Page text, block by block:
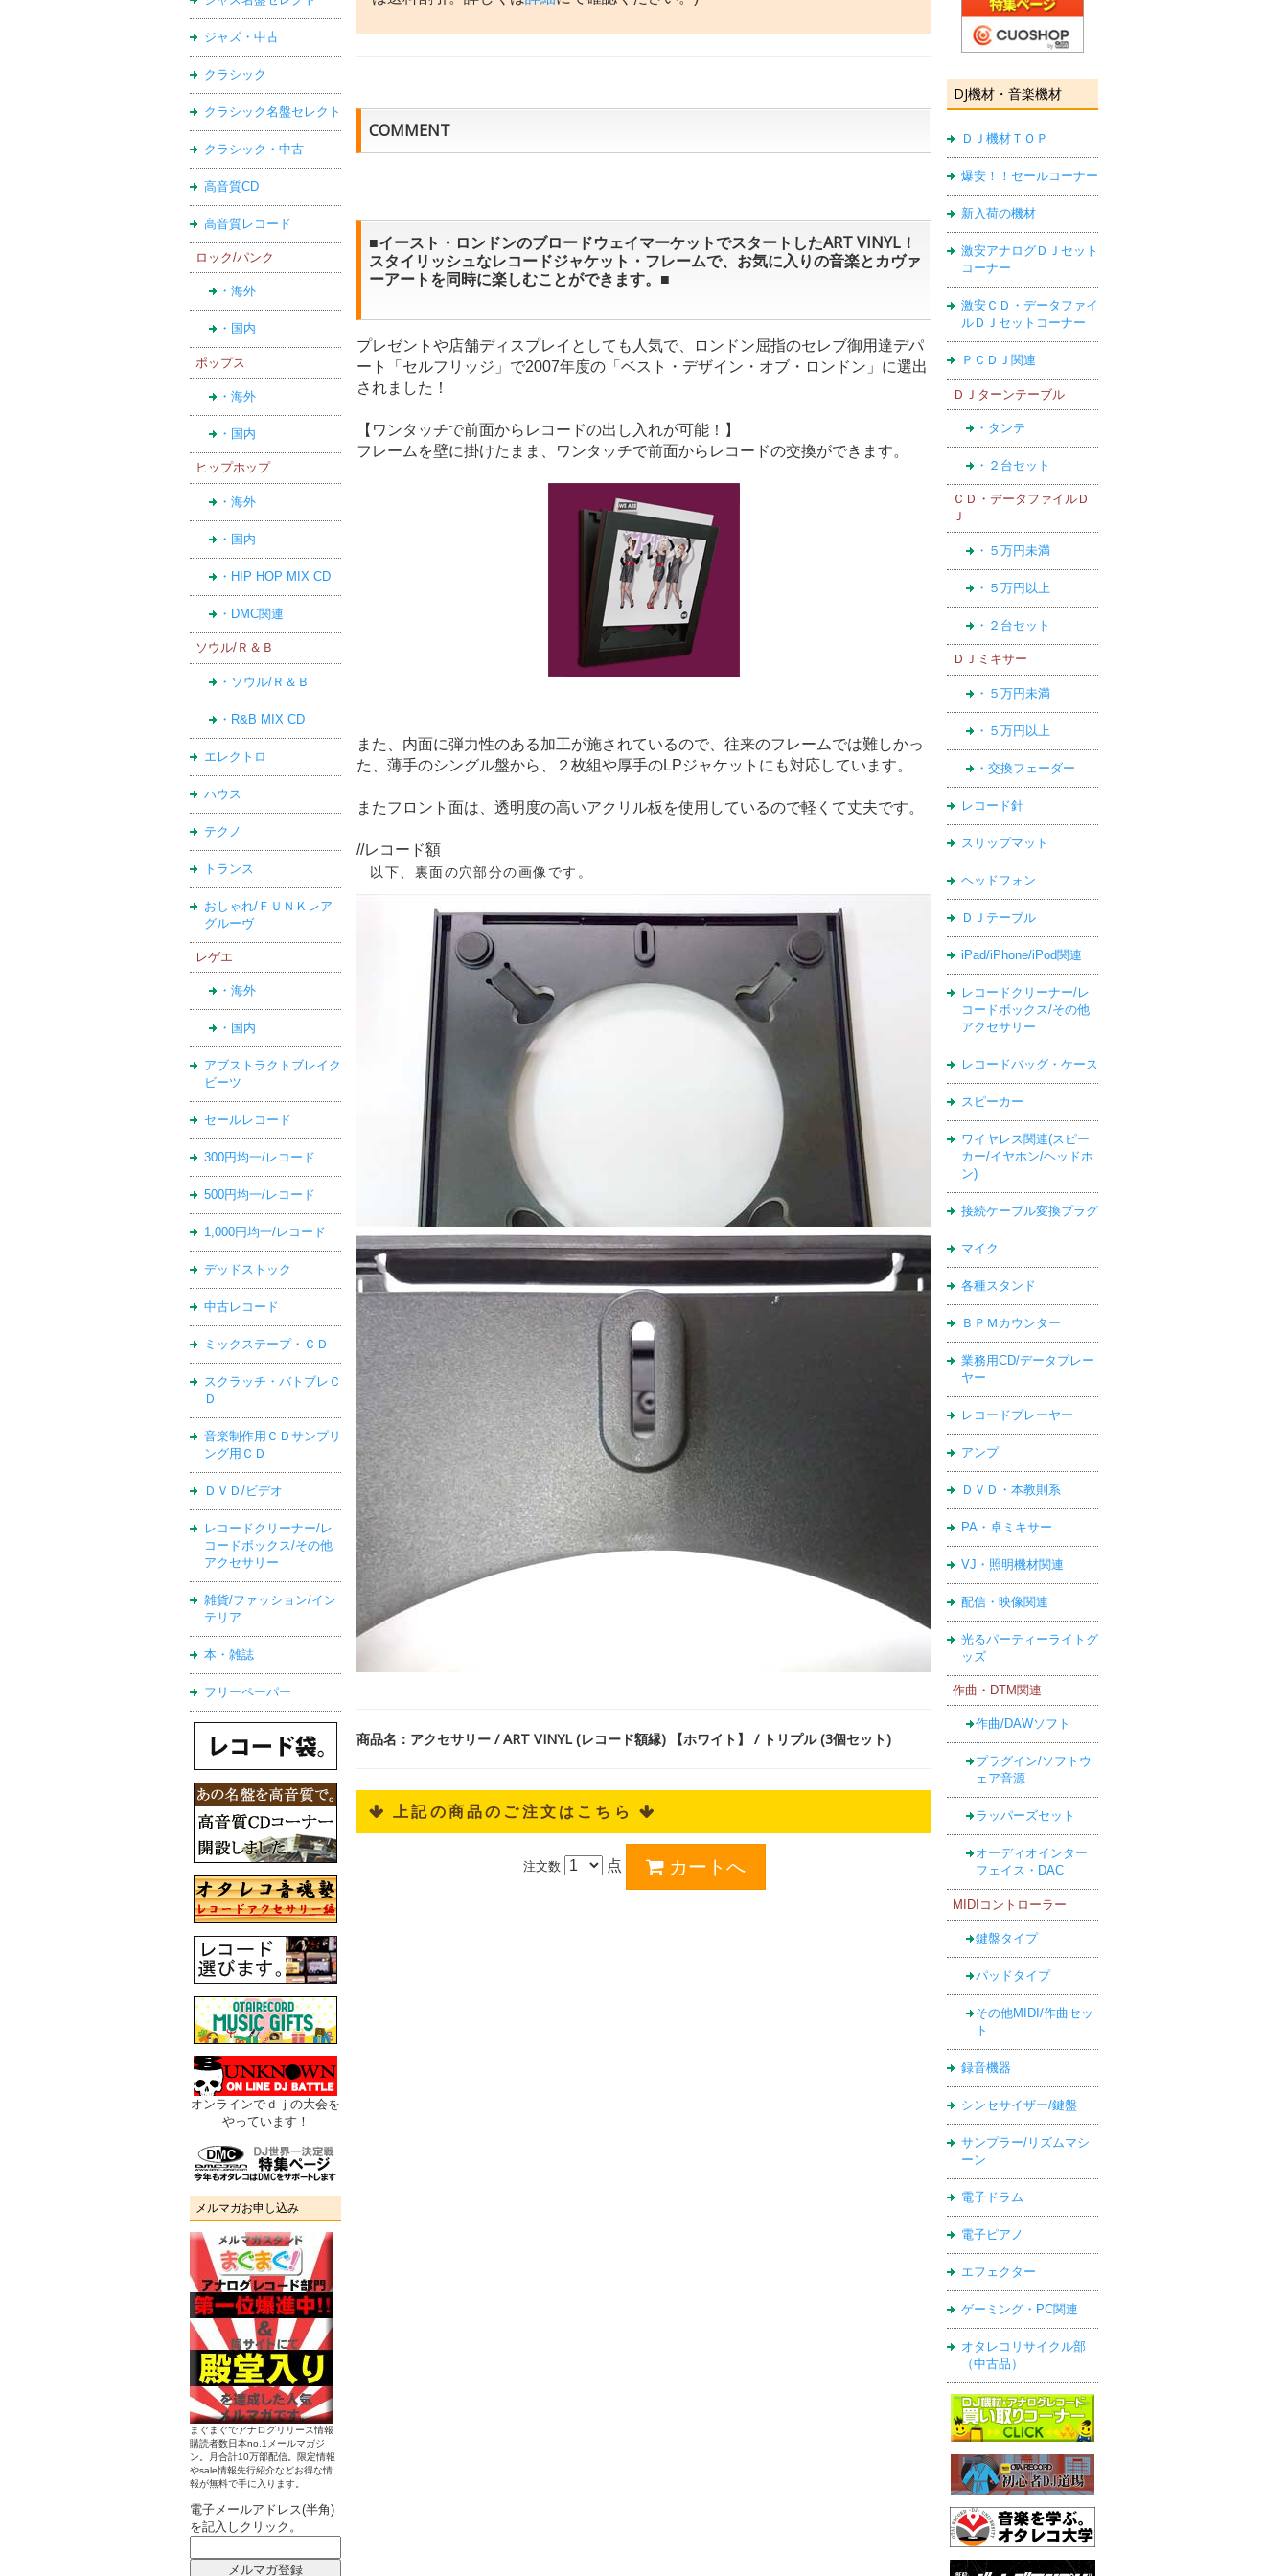
ジャズ・中古
クラシック
クラシック名盤セレクト
クラシック・中古
高音質CD
高音質レコード
ロック/パンク
・海外
・国内
ポップス
・海外
・国内
ヒップホップ
・海外
・国内
・HIP HOP MIX CD
・DMC関連
ソウル/Ｒ＆Ｂ
・ソウル/Ｒ＆Ｂ
・R&B MIX CD
エレクトロ
ハウス
テクノ
トランス
おしゃれ/ＦＵＮＫレア
グルーヴ
レゲエ
・海外
・国内
アブストラクトブレイク
ビーツ
セールレコード
300円均一/レコード
500円均一/レコード
1,000円均一/レコード
デッドストック
中古レコード
ミックステープ・ＣＤ
スクラッチ・バトブレＣ
Ｄ
音楽制作用ＣＤサンプリ
ング用ＣＤ
ＤＶＤ/ビデオ
レコードクリーナー/レ
コードボックス/その他
アクセサリー
雑貨/ファッション/イン
テリア
本・雑誌
フリーペーパー
オンラインでｄｊの大会を
やっています！
メルマガお申し込み
まぐまぐでアナログリリース情報
購読者数日本no.1メールマガジ
ン。月合計10万部配信。限定情報
やsale情報先行紹介などお得な情
報が無料で手に入ります。
電子メールアドレス(半角)
を記入しクリック。
DJ機材・音楽機材
ＤＪ機材ＴＯＰ
爆安！！セールコーナー
新入荷の機材
激安アナログＤＪセット
コーナー
激安ＣＤ・データファイ
ルＤＪセットコーナー
ＰＣＤＪ関連
ＤＪターンテーブル
・タンテ
・２台セット
ＣＤ・データファイルＤ
Ｊ
・５万円未満
・５万円以上
・２台セット
ＤＪミキサー
・５万円未満
・５万円以上
・交換フェーダー
レコード針
スリップマット
ヘッドフォン
ＤＪテーブル
iPad/iPhone/iPod関連
レコードクリーナー/レ
コードボックス/その他
アクセサリー
レコードバッグ・ケース
スピーカー
ワイヤレス関連(スピー
カー/イヤホン/ヘッドホ
ン)
接続ケーブル変換プラグ
マイク
各種スタンド
ＢＰＭカウンター
業務用CD/データプレー
ヤー
レコードプレーヤー
アンプ
ＤＶＤ・本教則系
PA・卓ミキサー
VJ・照明機材関連
配信・映像関連
光るパーティーライトグ
ッズ
作曲・DTM関連
作曲/DAWソフト
プラグイン/ソフトウ
ェア音源
ラッパーズセット
オーディオインター
フェイス・DAC
MIDIコントローラー
鍵盤タイプ
パッドタイプ
その他MIDI/作曲セッ
ト
録音機器
シンセサイザー/鍵盤
サンプラー/リズムマシ
ーン
電子ドラム
電子ピアノ
エフェクター
ゲーミング・PC関連
オタレコリサイクル部
（中古品）
COMMENT
■イースト・ロンドンのブロードウェイマーケットでスタートしたART VINYL！
スタイリッシュなレコードジャケット・フレームで、お気に入りの音楽とカヴァ
ーアートを同時に楽しむことができます。■
プレゼントや店舗ディスプレイとしても人気で、ロンドン屈指のセレブ御用達デパ
ート「セルフリッジ」で2007年度の「ベスト・デザイン・オブ・ロンドン」に選出
されました！
【ワンタッチで前面からレコードの出し入れが可能！】
フレームを壁に掛けたまま、ワンタッチで前面からレコードの交換ができます。
また、内面に弾力性のある加工が施されているので、往来のフレームでは難しかっ
た、薄手のシングル盤から、２枚組や厚手のLPジャケットにも対応しています。
またフロント面は、透明度の高いアクリル板を使用しているので軽くて丈夫です。
//レコード額
以下、裏面の穴部分の画像です。
商品名：アクセサリー / ART VINYL (レコード額縁) 【ホワイト】 / トリプル (3個セット)
 上記の商品のご注文はこちら 
注文数 点